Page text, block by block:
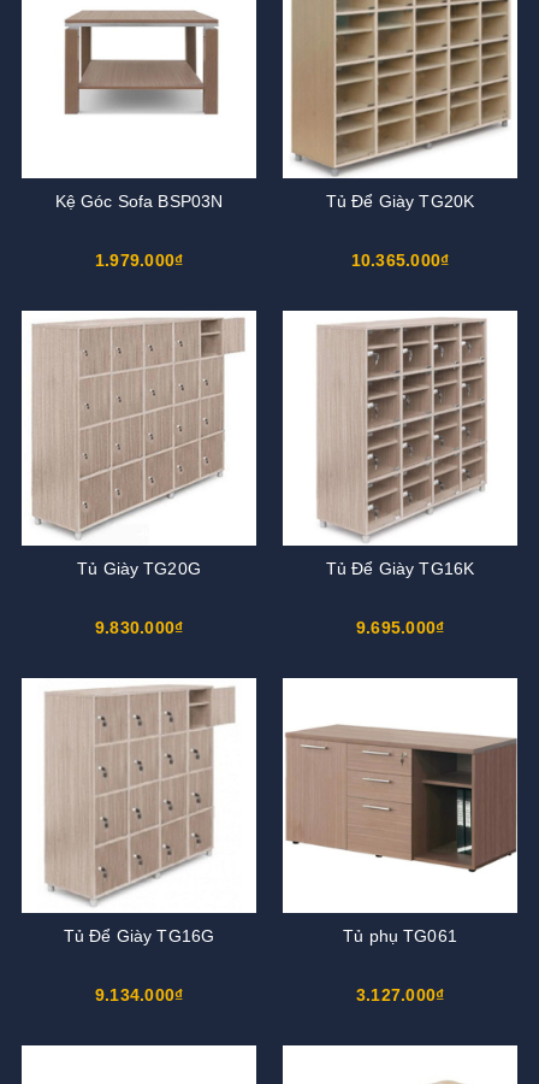
Kệ Góc Sofa BSP03N
1.979.000₫
Tủ Để Giày TG20K
10.365.000₫
Tủ Giày TG20G
9.830.000₫
Tủ Để Giày TG16K
9.695.000₫
Tủ Để Giày TG16G
9.134.000₫
Tủ phụ TG061
3.127.000₫